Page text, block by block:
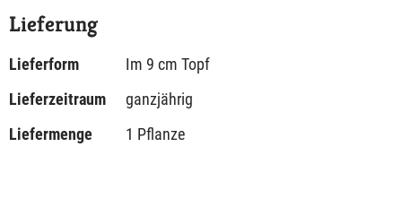
Lieferung
Lieferform
Im 9 cm Topf
Lieferzeitraum
ganzjährig
Liefermenge
1 Pflanze